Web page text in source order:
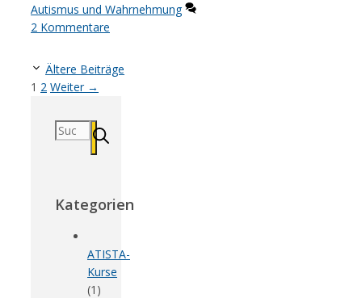
Autismus und Wahrnehmung
2 Kommentare
Ältere Beiträge
Seite
1 Seite
2 Weiter →
Suchen
nach:
Kategorien
ATISTA-
Kurse
(1)